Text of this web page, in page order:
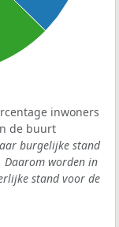
inwoners
de buurt
burgelijke stand
Daarom worden in
stand voor de